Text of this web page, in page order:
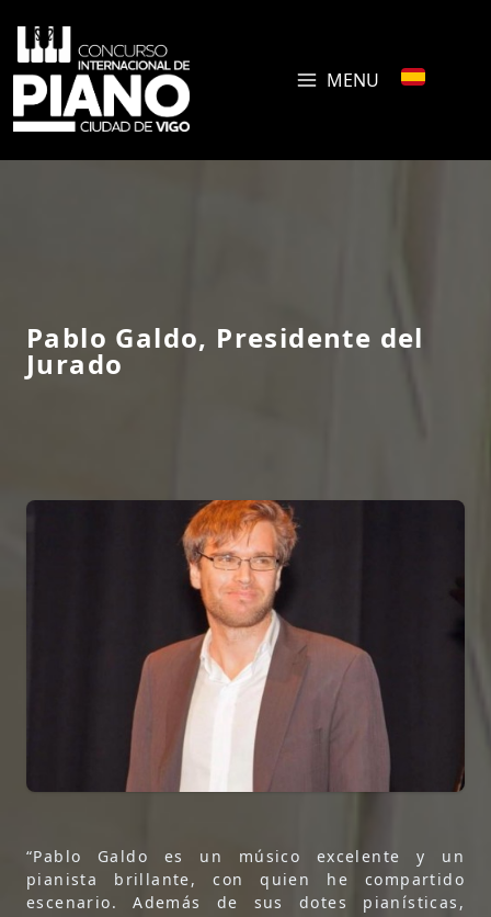
MENU
Pablo Galdo, Presidente del
Jurado
“Pablo Galdo es un músico excelente y un
pianista brillante, con quien he compartido
escenario. Además de sus dotes pianísticas,